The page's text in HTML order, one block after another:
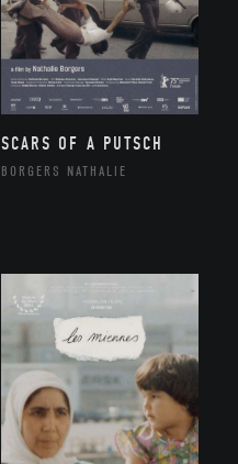
SCARS OF A PUTSCH
BORGERS NATHALIE